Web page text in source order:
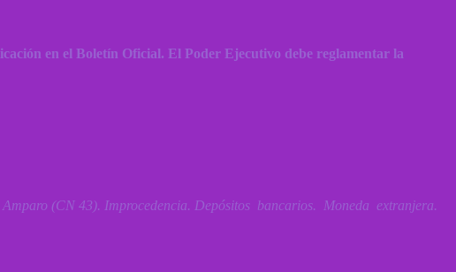
en el Boletín Oficial. El Poder Ejecutivo debe reglamentar la
(CN 43). Improcedencia. Depósitos bancarios. Moneda extranjera.